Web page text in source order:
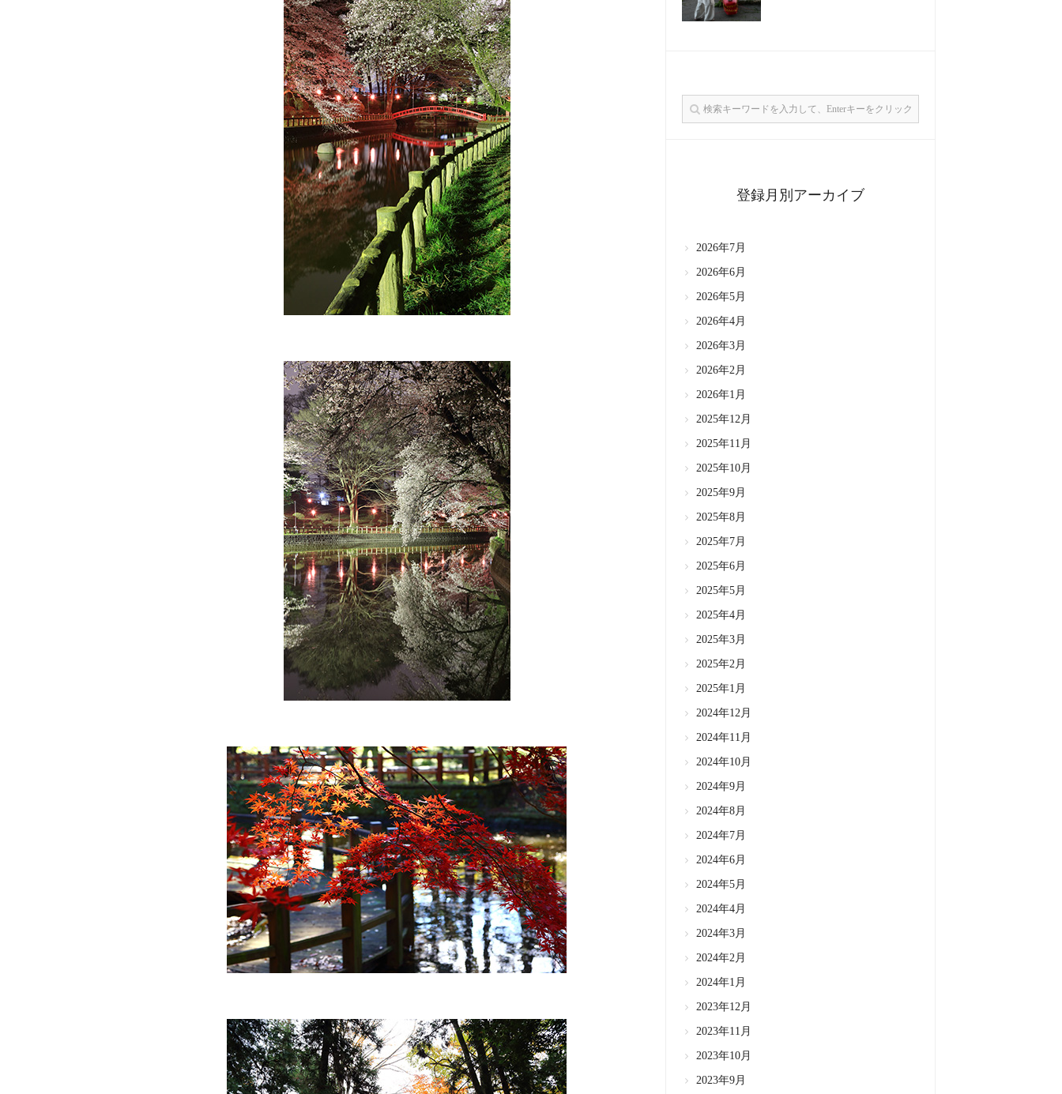
登録月別アーカイブ
2026年7月
2026年6月
2026年5月
2026年4月
2026年3月
2026年2月
2026年1月
2025年12月
2025年11月
2025年10月
2025年9月
2025年8月
2025年7月
2025年6月
2025年5月
2025年4月
2025年3月
2025年2月
2025年1月
2024年12月
2024年11月
2024年10月
2024年9月
2024年8月
2024年7月
2024年6月
2024年5月
2024年4月
2024年3月
2024年2月
2024年1月
2023年12月
2023年11月
2023年10月
2023年9月